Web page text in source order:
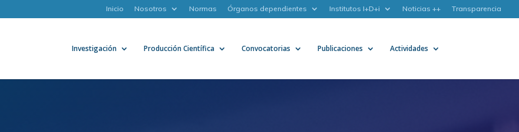
Inicio Nosotros Normas Órganos dependientes Institutos I+D+i Noticias ++ Transparencia
Investigación Producción Científica Convocatorias Publicaciones Actividades